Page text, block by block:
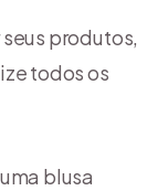
produtos,
todos os
blusa